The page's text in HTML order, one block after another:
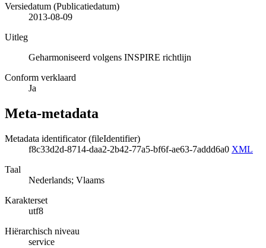
Versiedatum (Publicatiedatum)
2013-08-09
Uitleg
Geharmoniseerd volgens INSPIRE richtlijn
Conform verklaard
Ja
Meta-metadata
Metadata identificator (fileIdentifier)
f8c33d2d-8714-daa2-2b42-77a5-bf6f-ae63-7addd6a0 XML
Taal
Nederlands; Vlaams
Karakterset
utf8
Hiërarchisch niveau
service